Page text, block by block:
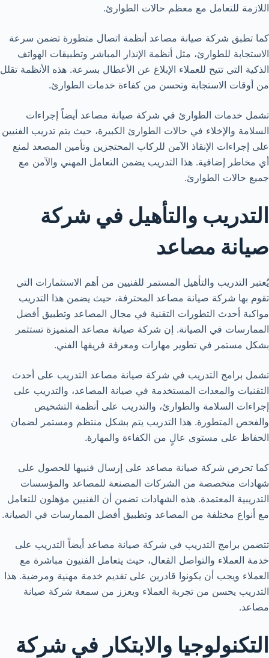
اللازمة للتعامل مع معظم حالات الطوارئ.
كما تطبق شركة صيانة مصاعد أنظمة اتصال متطورة تضمن سرعة
الاستجابة للطوارئ، مثل أنظمة الإنذار المباشر وتطبيقات الهواتف
الذكية التي تتيح للعملاء الإبلاغ عن الأعطال بسرعة. هذه الأنظمة تقلل
من أوقات الاستجابة وتحسن من كفاءة خدمات الطوارئ.
تشمل خدمات الطوارئ في شركة صيانة مصاعد أيضاً إجراءات
السلامة والإخلاء في حالات الطوارئ الكبيرة، حيث يتم تدريب الفنيين
على إجراءات الإنقاذ الآمن للركاب المحتجزين وتأمين المصعد لمنع
أي مخاطر إضافية. هذا التدريب يضمن التعامل المهني والآمن مع
جميع حالات الطوارئ.
التدريب والتأهيل في شركة
صيانة مصاعد
يُعتبر التدريب والتأهيل المستمر للفنيين من أهم الاستثمارات التي
تقوم بها شركة صيانة مصاعد المحترفة، حيث يضمن هذا التدريب
مواكبة أحدث التطورات التقنية في مجال المصاعد وتطبيق أفضل
الممارسات في الصيانة. إن شركة صيانة مصاعد المتميزة تستثمر
بشكل مستمر في تطوير مهارات ومعرفة فريقها الفني.
تشمل برامج التدريب في شركة صيانة مصاعد التدريب على أحدث
التقنيات والمعدات المستخدمة في صيانة المصاعد، والتدريب على
إجراءات السلامة والطوارئ، والتدريب على أنظمة التشخيص
والفحص المتطورة. هذا التدريب يتم بشكل منتظم ومستمر لضمان
الحفاظ على مستوى عالٍ من الكفاءة والمهارة.
كما تحرص شركة صيانة مصاعد على إرسال فنييها للحصول على
شهادات متخصصة من الشركات المصنعة للمصاعد والمؤسسات
التدريبية المعتمدة. هذه الشهادات تضمن أن الفنيين مؤهلون للتعامل
مع أنواع مختلفة من المصاعد وتطبيق أفضل الممارسات في الصيانة.
تتضمن برامج التدريب في شركة صيانة مصاعد أيضاً التدريب على
خدمة العملاء والتواصل الفعال، حيث يتعامل الفنيون مباشرة مع
العملاء ويجب أن يكونوا قادرين على تقديم خدمة مهنية ومرضية. هذا
التدريب يحسن من تجربة العملاء ويعزز من سمعة شركة صيانة
مصاعد.
التكنولوجيا والابتكار في شركة